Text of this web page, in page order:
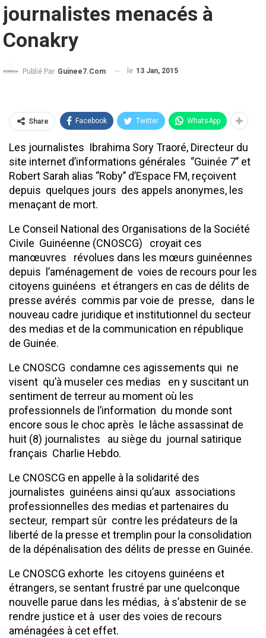
journalistes menacés à
Conakry
Publié Par Guinee7.com le 13 Jan, 2015
Share Facebook Twitter WhatsApp
Les journalistes Ibrahima Sory Traoré, Directeur du
site internet d’informations générales ‘’Guinée 7’’ et
Robert Sarah alias ‘’Roby’’ d’Espace FM, reçoivent
depuis quelques jours des appels anonymes, les
menaçant de mort.
Le Conseil National des Organisations de la Société
Civile Guinéenne (CNOSCG) croyait ces
manœuvres révolues dans les mœurs guinéennes
depuis l’aménagement de voies de recours pour les
citoyens guinéens et étrangers en cas de délits de
presse avérés commis par voie de presse, dans le
nouveau cadre juridique et institutionnel du secteur
des medias et de la communication en république
de Guinée.
Le CNOSCG condamne ces agissements qui ne
visent qu’à museler ces medias en y suscitant un
sentiment de terreur au moment où les
professionnels de l’information du monde sont
encore sous le choc après le lâche assassinat de
huit (8) journalistes au siège du journal satirique
français Charlie Hebdo.
Le CNOSCG en appelle à la solidarité des
journalistes guinéens ainsi qu’aux associations
professionnelles des medias et partenaires du
secteur, rempart sûr contre les prédateurs de la
liberté de la presse et tremplin pour la consolidation
de la dépénalisation des délits de presse en Guinée.
Le CNOSCG exhorte les citoyens guinéens et
étrangers, se sentant frustré par une quelconque
nouvelle parue dans les médias, à s’abstenir de se
rendre justice et à user des voies de recours
aménagées à cet effet.